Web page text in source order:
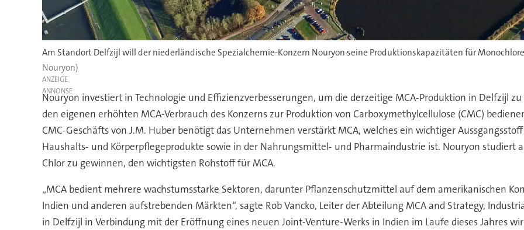
Am Standort Delfzijl will der niederländische Spezialchemie-Konzern Nouryon seine Produktionskapazitäten für
Nouryon)
ANZEIGE
Nouryon investiert in Technologie und Effizienzverbesserungen, um die derzeitige MCA-Produktion in Delfzijl
den eigenen erhöhten MCA-Verbrauch des Konzerns zur Produktion von Carboxymethylcellulose (CMC)
CMC-Geschäfts von J.M. Huber benötigt das Unternehmen verstärkt MCA, welches ein wichtiger
Haushalts- und Körperpflegeprodukte sowie in der Nahrungsmittel- und Pharmaindustrie ist. Nouryon
Chlor zu gewinnen, den wichtigsten Rohstoff für MCA.
„MCA bedient mehrere wachstumsstarke Sektoren, darunter Pflanzenschutzmittel auf dem amerikanischen
Indien und anderen aufstrebenden Märkten“, sagte Rob Vancko, Leiter der Abteilung MCA and Strategy,
in Delfzijl in Verbindung mit der Eröffnung eines neuen Joint-Venture-Werks in Indien im Laufe dieses Jahres